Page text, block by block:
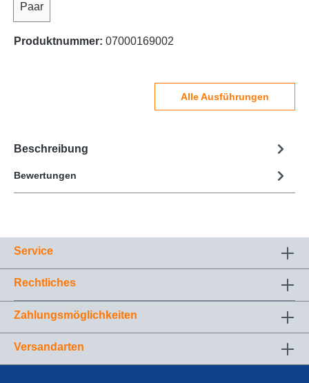
Paar
Produktnummer: 07000169002
Alle Ausführungen
Beschreibung
Bewertungen
Service
Rechtliches
Zahlungsmöglichkeiten
Versandarten